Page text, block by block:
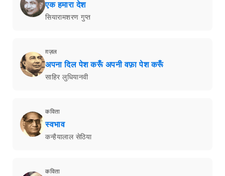
एक हमारा देश
सियारामशरण गुप्त
ग़ज़ल
अपना दिल पेश करूँ अपनी वफ़ा पेश करूँ
साहिर लुधियानवी
कविता
स्वभाव
कन्हैयालाल सेठिया
कविता